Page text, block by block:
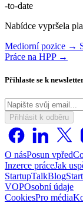
-to-date
Nabídce vypršela
Mediorní pozice →
Práce na HPP →
Přihlaste se k
Přihlásit k odběru
O násPosun vpřed
Inzerce práceJak
StartupTalkBlog
VOPOsobní údaje
CookiesPro média